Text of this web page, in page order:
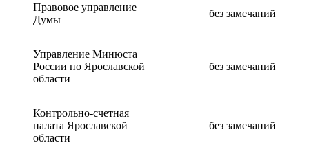
Правовое управление
Думы
без замечаний
Управление Минюста
России по Ярославской
области
без замечаний
Контрольно-счетная
палата Ярославской
области
без замечаний